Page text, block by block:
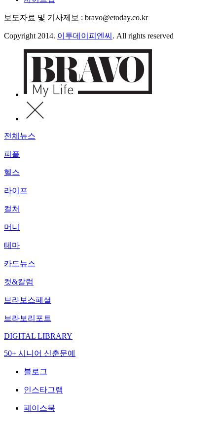
보도자료 및 기사제보 : bravo@etoday.co.kr
Copyright 2014. 이투데이피엔씨 . All rights reserved
전체뉴스
피플
헬스
라이프
컬처
머니
테마
카드뉴스
컷&칼럼
브라보스페셜
브라보리포트
DIGITAL LIBRARY
50+ 시니어 신춘문예
블로그
인스타그램
페이스북